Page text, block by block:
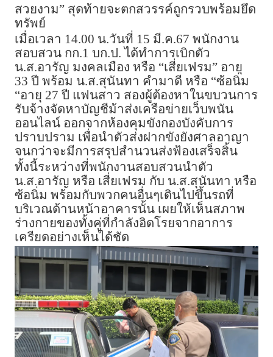
สวยงาม” สุดท้ายจะตกสวรรค์ถูกรวบพร้อมยึด
ทรัพย์
เมื่อเวลา 14.00 น.วันที่ 15 มี.ค.67 พนักงาน
สอบสวน กก.1 บก.ป. ได้ทำการเบิกตัว
น.ส.อารัญ มงคลเมือง หรือ “เสี่ยเฟรม” อายุ
33 ปี พร้อม น.ส.สุนันทา คำมาดี หรือ “ซ้อนิ่ม
“อายุ 27 ปี แฟนสาว สองผู้ต้องหาในขบวนการ
รับจ้างจัดหาบัญชีม้าส่งเครือข่ายเว็บพนัน
ออนไลน์ ออกจากห้องคุมขังกองบังคับการ
ปราบปราม เพื่อนำตัวส่งฝากขังยังศาลอาญา
จนกว่าจะมีการสรุปสำนวนส่งฟ้องเสร็จสิ้น
ทั้งนี้ระหว่างที่พนักงานสอบสวนนำตัว
น.ส.อารัญ หรือ เสี่ยเฟรม กับ น.ส.สุนันทา หรือ
ซ้อนิ่ม พร้อมกับพวกคนอื่นๆเดินไปขึ้นรถที่
บริเวณด้านหน้าอาคารนั้น เผยให้เห็นสภาพ
ร่างกายของทั้งคู่ที่กำลังอิดโรยจากอาการ
เครียดอย่างเห็นได้ชัด